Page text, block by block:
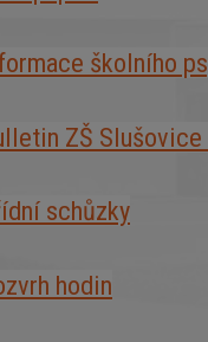
školního
ZŠ
schůzky
hodin